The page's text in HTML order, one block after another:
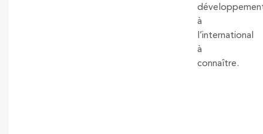
à
l’international
à
connaître.